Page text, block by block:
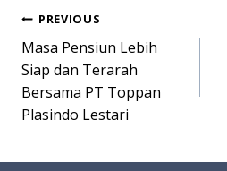
Post
navigation
PREVIOUS
Masa Pensiun Lebih
Siap dan Terarah
Bersama PT Toppan
Plasindo Lestari